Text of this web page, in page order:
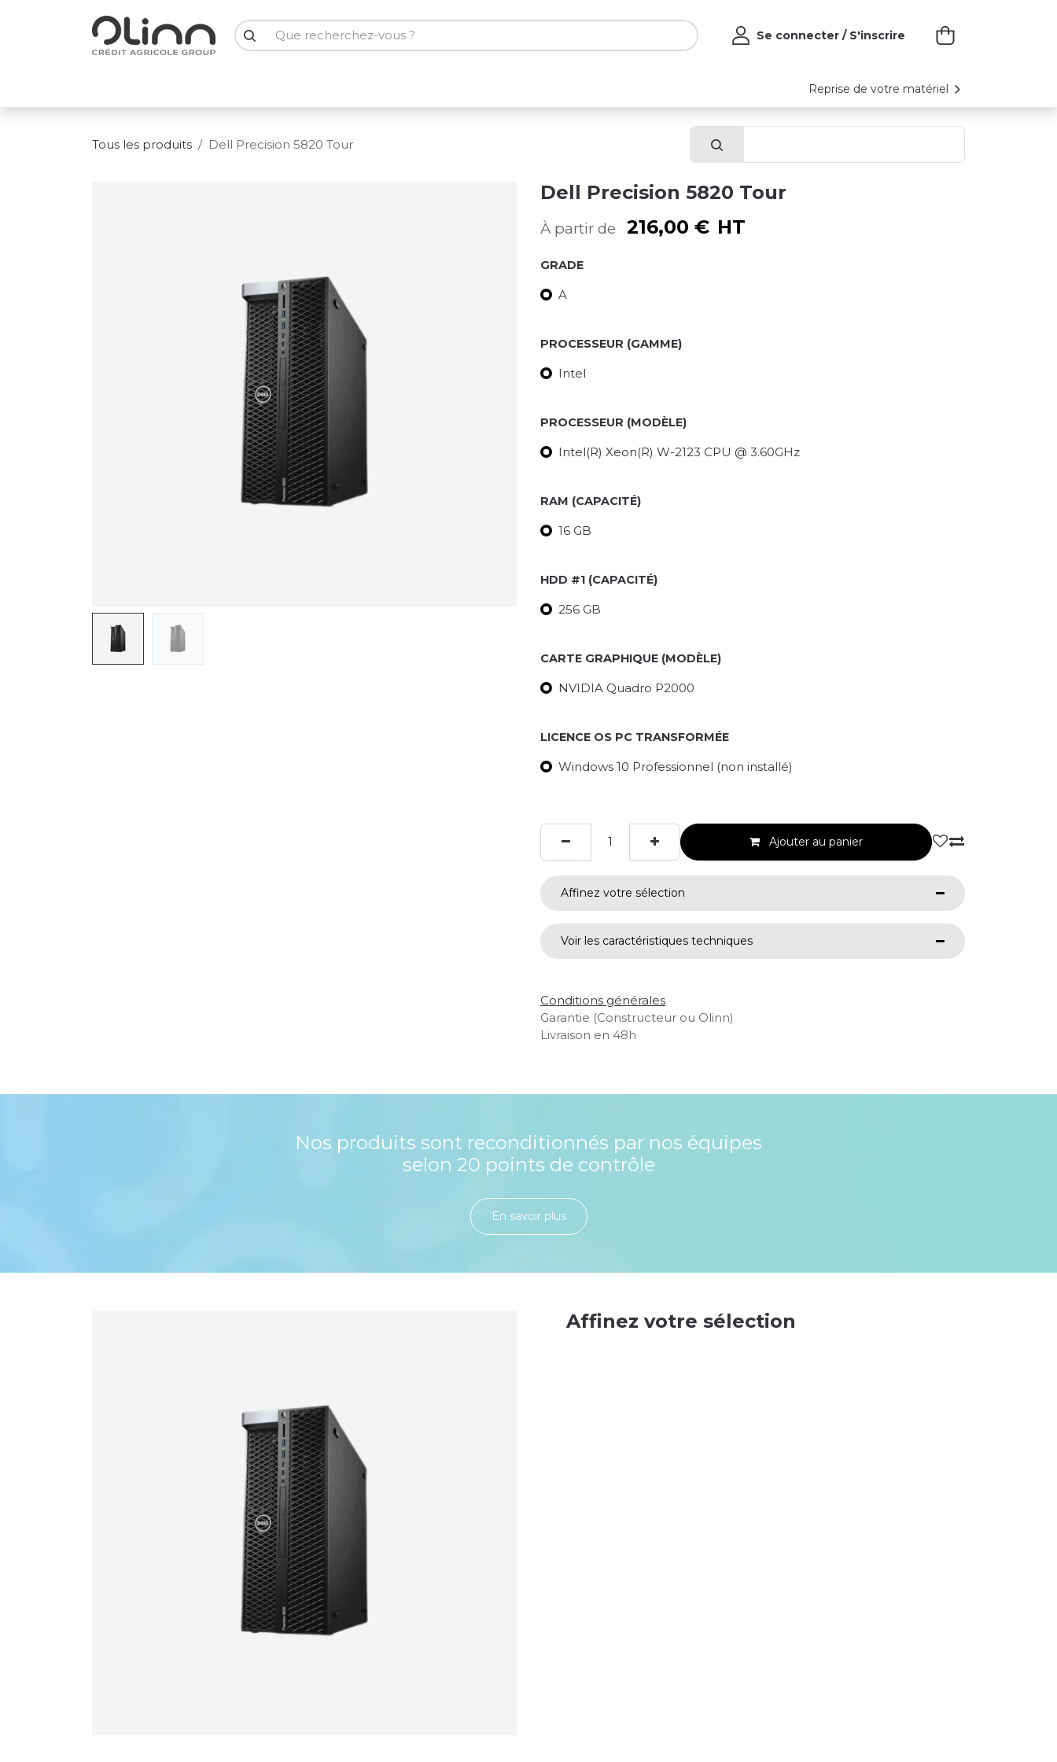
Se connecter / S'inscrire
Reprise de votre matériel
Tous les produits Dell Precision 5820 Tour
Dell Precision 5820 Tour
À partir de 216,00 € HT
GRADE
A
PROCESSEUR (GAMME)
Intel
PROCESSEUR (MODÈLE)
Intel(R) Xeon(R) W-2123 CPU @ 3.60GHz
RAM (CAPACITÉ)
16 GB
HDD #1 (CAPACITÉ)
256 GB
CARTE GRAPHIQUE (MODÈLE)
NVIDIA Quadro P2000
LICENCE OS PC TRANSFORMÉE
Windows 10 Professionnel (non installé)
Ajouter au panier
Affinez votre sélection
Voir les caractéristiques techniques
Conditions générales
Garantie (Constructeur ou Olinn)
Livraison en 48h
Nos produits sont reconditionnés par nos équipes
selon 20 points de contrôle
En savoir plu​​​​​​​​​​​​​​​​s
Affinez votre sélection